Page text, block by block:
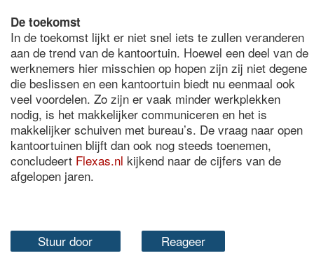
De toekomst
In de toekomst lijkt er niet snel iets te zullen veranderen
aan de trend van de kantoortuin. Hoewel een deel van de
werknemers hier misschien op hopen zijn zij niet degene
die beslissen en een kantoortuin biedt nu eenmaal ook
veel voordelen. Zo zijn er vaak minder werkplekken
nodig, is het makkelijker communiceren en het is
makkelijker schuiven met bureau’s. De vraag naar open
kantoortuinen blijft dan ook nog steeds toenemen,
concludeert Flexas.nl kijkend naar de cijfers van de
afgelopen jaren.
Stuur door Reageer